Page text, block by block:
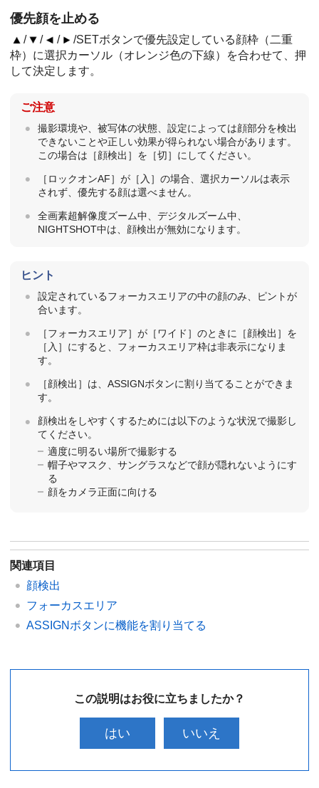
優先顔を止める
/ / /
/SETボタンで優先設定している顔枠（二重
枠）に選択カーソル（オレンジ色の下線）を合わせて、押
して決定します。
ご注意
撮影環境や、被写体の状態、設定によっては顔部分を検出
できないことや正しい効果が得られない場合があります。
この場合は［顔検出］を［切］にしてください。
［ロックオンAF］が［入］の場合、選択カーソルは表示
されず、優先する顔は選べません。
全画素超解像度ズーム中、デジタルズーム中、
NIGHTSHOT中は、顔検出が無効になります。
ヒント
設定されているフォーカスエリアの中の顔のみ、ピントが
合います。
［フォーカスエリア］が［ワイド］のときに［顔検出］を
［入］にすると、フォーカスエリア枠は非表示になりま
す。
［顔検出］は、ASSIGNボタンに割り当てることができま
す。
顔検出をしやすくするためには以下のような状況で撮影し
てください。
適度に明るい場所で撮影する
帽子やマスク、サングラスなどで顔が隠れないようにす
る
顔をカメラ正面に向ける
関連項目
顔検出
フォーカスエリア
ASSIGNボタンに機能を割り当てる
この説明はお役に立ちましたか？
はい いいえ